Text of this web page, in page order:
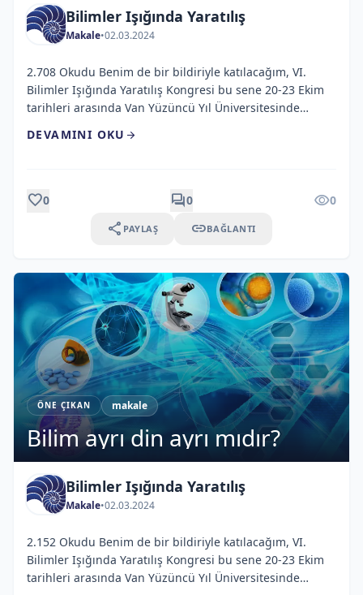
Bilimler Işığında Yaratılış
Makale•02.03.2024
2.708 Okudu Benim de bir bildiriyle katılacağım, VI.
Bilimler Işığında Yaratılış Kongresi bu sene 20-23 Ekim
tarihleri arasında Van Yüzüncü Yıl Üniversitesinde
civarında akademisyen kongreye katılmaktadır. Biyoloji,
bilimler alanlarında uzman akademisyenler kendi […]
DEVAMINI OKU arrow_forward
favorite0 forum0 visibility0
share PAYLAŞ linkBAĞLANTI
ÖNE ÇIKAN makale
Bilim ayrı din ayrı mıdır?
Bilimler Işığında Yaratılış
Makale•02.03.2024
2.152 Okudu Benim de bir bildiriyle katılacağım, VI.
Bilimler Işığında Yaratılış Kongresi bu sene 20-23 Ekim
tarihleri arasında Van Yüzüncü Yıl Üniversitesinde